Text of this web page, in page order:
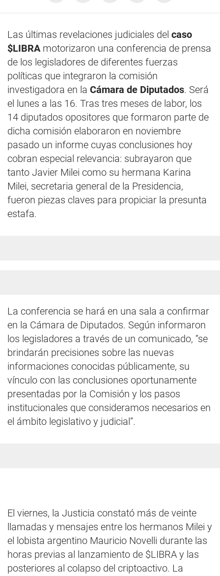
Las últimas revelaciones judiciales del caso
$LIBRAmotorizaron una conferencia de prensa
de los legisladores de diferentes fuerzas
políticas que integraron la comisión
investigadora en la Cámara de Diputados. Será
el lunes a las 16. Tras tres meses de labor, los
14 diputados opositores que formaron parte de
dicha comisión elaboraron en noviembre
pasado un informe cuyas conclusiones hoy
cobran especial relevancia: subrayaron que
tanto Javier Milei como su hermana Karina
Milei, secretaria general de la Presidencia,
fueron piezas claves para propiciar la presunta
estafa.
La conferencia se hará en una sala a confirmar
en la Cámara de Diputados. Según informaron
los legisladores a través de un comunicado, “se
brindarán precisiones sobre las nuevas
informaciones conocidas públicamente, su
vínculo con las conclusiones oportunamente
presentadas por la Comisión y los pasos
institucionales que consideramos necesarios en
el ámbito legislativo y judicial”.
El viernes, la Justicia constató más de veinte
llamadas y mensajes entre los hermanos Milei y
el lobista argentino Mauricio Novelli durante las
horas previas al lanzamiento de $LIBRA y las
posteriores al colapso del criptoactivo. La